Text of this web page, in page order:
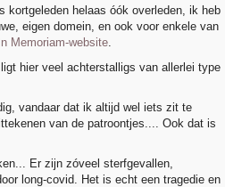
kortgeleden helaas óók overleden, ik heb
eigen domein, en ook voor enkele van
Memoriam-website.
hier veel achterstalligs van allerlei type
vandaar dat ik altijd wel iets zit te
van de patroontjes.... Ook dat is
Er zijn zóveel sterfgevallen,
long-covid. Het is echt een tragedie en